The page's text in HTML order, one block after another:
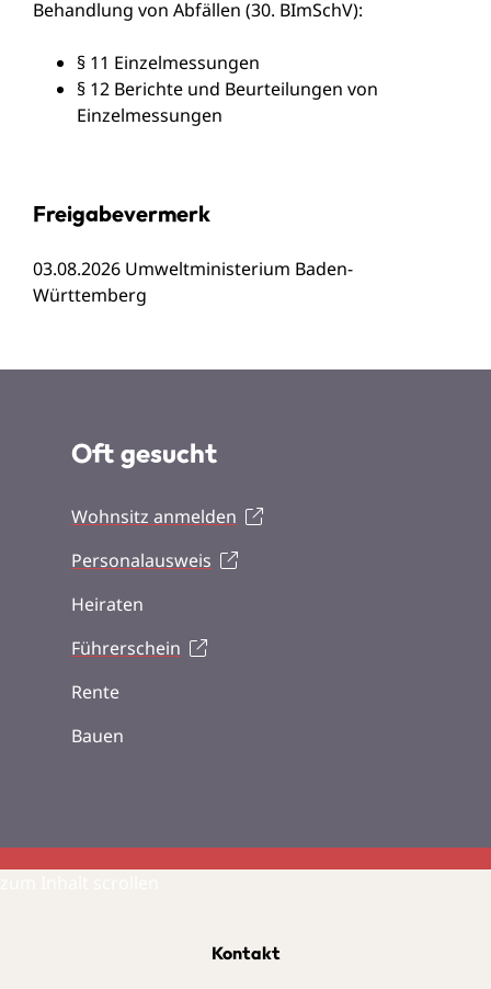
Behandlung von Abfällen (30. BImSchV):
§ 11 Einzelmessungen
§ 12 Berichte und Beurteilungen von
Einzelmessungen
Freigabevermerk
03.08.2026 Umweltministerium Baden-
Württemberg
Oft gesucht
Wohnsitz anmelden
Personalausweis
Heiraten
Führerschein
Rente
Bauen
Kontakt